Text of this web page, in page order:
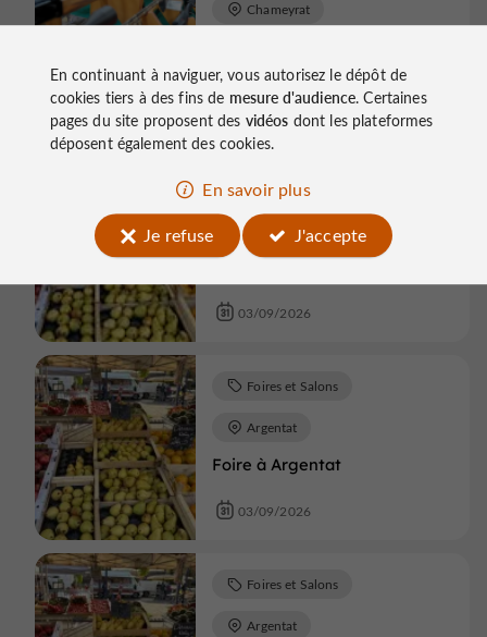
militaires et militaria
Chameyrat
30/08/2026
Foires et Salons
Argentat
03/09/2026
Foire à Argentat
Foires et Salons
Argentat
03/09/2026
Foires et Salons
Argentat
En continuant à naviguer, vous autorisez le dépôt de
cookies tiers à des fins de mesure d'audience. Certaines
pages du site proposent des vidéos dont les plateformes
déposent également des cookies.
En savoir plus
Je refuse
J'accepte